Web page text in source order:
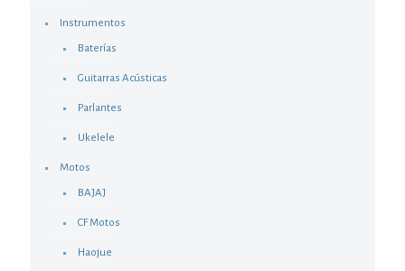
Instrumentos
Baterías
Guitarras Acústicas
Parlantes
Ukelele
Motos
BAJAJ
CF Motos
Haojue